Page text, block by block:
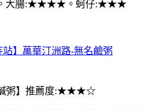
大腸:★★★★。蚵仔:★★★
站】萬華汀洲路-無名鹼粥
鹹粥】推薦度:★★★☆